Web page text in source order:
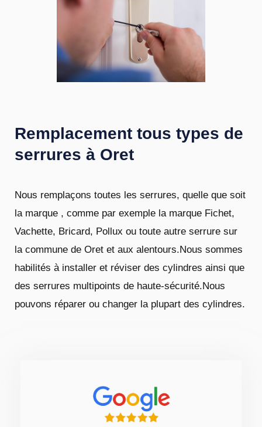
Remplacement tous types de
serrures à Oret
Nous remplaçons toutes les serrures, quelle que soit
la marque , comme par exemple la marque Fichet,
Vachette, Bricard, Pollux ou toute autre serrure sur
la commune de Oret et aux alentours.Nous sommes
habilités à installer et réviser des cylindres ainsi que
des serrures multipoints de haute-sécurité.Nous
pouvons réparer ou changer la plupart des cylindres.